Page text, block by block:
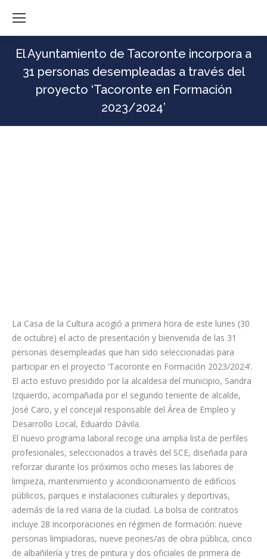
El Ayuntamiento de Tacoronte incorpora a
31 personas desempleadas a través del
proyecto ‘Tacoronte en Formación
2023/2024’
La Casa de la Cultura acogió a primera hora de este lunes (30
de octubre) el acto de presentación y bienvenida de las 31
personas desempleadas que han sido seleccionadas para
participar en el proyecto ‘Tacoronte en Formación 2023/2024’.
El acto estuvo presidido por la alcaldesa del municipio, Sandra
Izquierdo, acompañada por el segundo teniente de alcalde,
José Caro, y el concejal responsable del Área de Empleo y
Desarrollo Local, Eduardo Dávila.
El nuevo programa laboral recoge una amplia lista de perfiles
profesionales, seleccionados a través del SCE, diseñada para
reforzar durante los próximos ocho meses las labores de
limpieza, mantenimiento y acondicionamiento de edificios
públicos, parques e instalaciones culturales y deportivas,
además de la red viaria de la ciudad. La bolsa de contratos
incluye 28 incorporaciones en régimen de formación: nueve
personas limpiadoras, nueve peones/as de obra pública, cinco
de albañilería y tres de pintura y dos oficiales de primera de